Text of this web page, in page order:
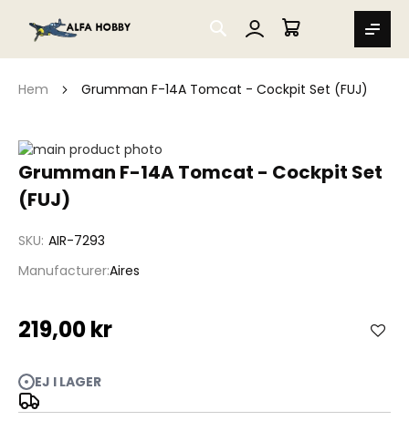
SEARCH
MIN VARUKORG
Hem Grumman F-14A Tomcat - Cockpit Set (FUJ)
Grumman F-14A Tomcat - Cockpit Set
(FUJ)
SKU AIR-7293
ManufacturerAires
219,00 kr
EJ I LAGER
Hoppa
till
slutet
av
Hoppa
till
början
bildgalleriet